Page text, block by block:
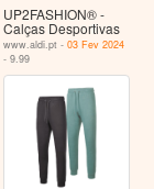
UP2FASHION® -
Calças Desportivas
www.aldi.pt -03 Fev 2024
- 9.99